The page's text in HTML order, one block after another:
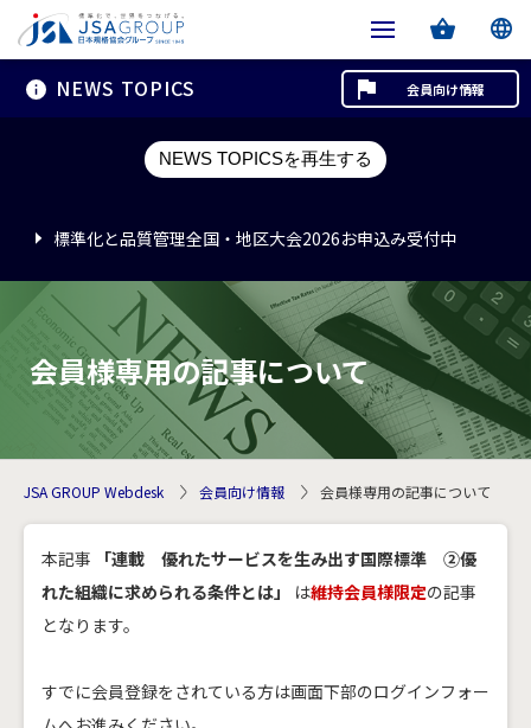
NEWS TOPICS
NEWS TOPICSを再生する
標準化と品質管理全国・地区大会2026お申込み受付中
標準化と品質管理全国・地区大会2026お申込み受付中
標準化と品質管理全国・地区大会2026お申込み受付中
会員向け情報
会員様専用の記事について
JSA GROUP Webdesk 会員向け情報 会員様専用の記事について
本記事
「連載 優れたサービスを生み出す国際標準 ②優
れた組織に求められる条件とは」
は維持会員様限定の記事
となります。
すでに会員登録をされている方は画面下部のログインフォー